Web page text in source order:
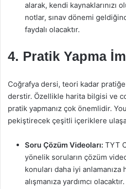
alarak, kendi kaynaklarınızı
notlar, sınav dönemi
faydalı olacaktır.
4. Pratik Yapma
Coğrafya dersi, teori kadar
derstir. Özellikle harita bilgisi ve
pratik yapmanız çok önemlidir.
pekiştirecek çeşitli içeriklere
Soru Çözüm Videoları: TYT
yönelik soruların çözüm
konuları daha iyi anlamanıza
alışmanıza yardımcı olacaktır.